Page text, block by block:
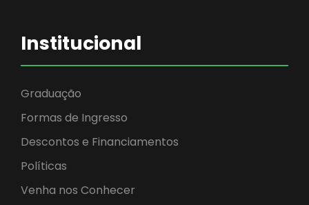
Institucional
Graduação
Formas de Ingresso
Descontos e Financiamentos
Políticas
Venha nos Conhecer